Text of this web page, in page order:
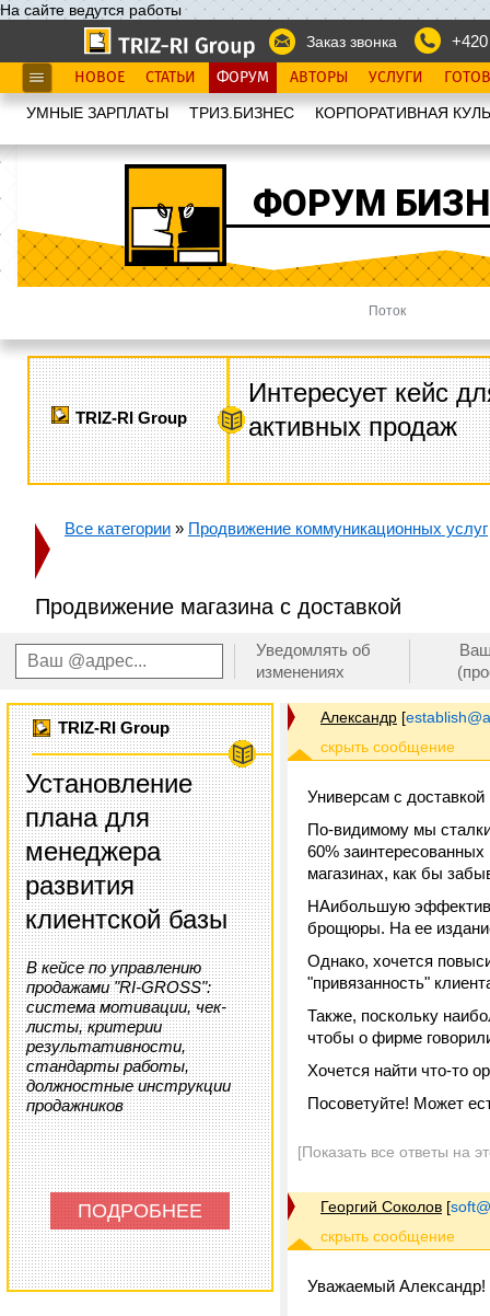
На сайте ведутся работы
Заказ звонка
НОВОЕ СТАТЬИ ФОРУМ АВТОРЫ УСЛУГИ
УМНЫЕ ЗАРПЛАТЫ ТРИЗ.БИЗНЕС КОРПОРАТИВНАЯ
ФОРУМ
Поток
TRIZ-RI Group
Интересует кейс
активных продаж
Все категории » Продвижение коммуникационных услуг
Продвижение магазина с доставкой
Уведомлять об
изменениях
TRIZ-RI Group
Установление
плана для
менеджера
развития
клиентской базы
В кейсе по управлению
продажами "RI-GROSS":
система мотивации, чек-
листы, критерии
результативности,
стандарты работы,
должностные инструкции
продажников
ПОДРОБНЕЕ
Александр [
Универсам с
По-видимому мы
60%
магазинах, как бы
НАибольшую
брощюры. На ее
Однако, хочется
"привязанность"
Также, поскольку
чтобы о фирме
Хочется найти что-то
Посоветуйте! Может
[Показать все ответы на
Георгий Соколов [
Уважаемый Александр!